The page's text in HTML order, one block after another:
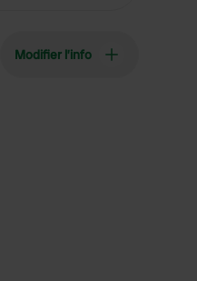
Modifier l’info